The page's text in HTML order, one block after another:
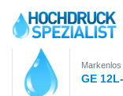
Markenlos
GE